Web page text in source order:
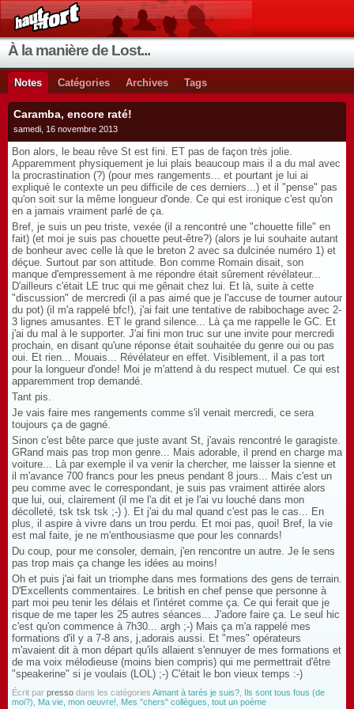
À la manière de Lost...
Notes Catégories Archives Tags
Caramba, encore raté!
samedi, 16 novembre 2013
Bon alors, le beau rêve St est fini. ET pas de façon très jolie.
Apparemment physiquement je lui plais beaucoup mais il a du mal avec
la procrastination (?) (pour mes rangements... et pourtant je lui ai
expliqué le contexte un peu difficile de ces derniers...) et il "pense" pas
qu'on soit sur la même longueur d'onde. Ce qui est ironique c'est qu'on
en a jamais vraiment parlé de ça.
Bref, je suis un peu triste, vexée (il a rencontré une "chouette fille" en
fait) (et moi je suis pas chouette peut-être?) (alors je lui souhaite autant
de bonheur avec celle là que le breton 2 avec sa dulcinée numéro 1) et
déçue. Surtout par son attitude. Bon comme Romain disait, son
manque d'empressement à me répondre était sûrement révélateur...
D'ailleurs c'était LE truc qui me gênait chez lui. Et là, suite à cette
"discussion" de mercredi (il a pas aimé que je l'accuse de tourner autour
du pot) (il m'a rappelé bfc!), j'ai fait une tentative de rabibochage avec 2-
3 lignes amusantes. ET le grand silence... Là ça me rappelle le GC. Et
j'ai du mal à le supporter. J'ai fini mon truc sur une invite pour mercredi
prochain, en disant qu'une réponse était souhaitée du genre oui ou pas
oui. Et rien... Mouais... Révélateur en effet. Visiblement, il a pas tort
pour la longueur d'onde! Moi je m'attend à du respect mutuel. Ce qui est
apparemment trop demandé.
Tant pis.
Je vais faire mes rangements comme s'il venait mercredi, ce sera
toujours ça de gagné.
Sinon c'est bête parce que juste avant St, j'avais rencontré le garagiste.
GRand mais pas trop mon genre... Mais adorable, il prend en charge ma
voiture... Là par exemple il va venir la chercher, me laisser la sienne et
il m'avance 700 francs pour les pneus pendant 8 jours... Mais c'est un
peu comme avec le correspondant, je suis pas vraiment attirée alors
que lui, oui, clairement (il me l'a dit et je l'ai vu louché dans mon
décolleté, tsk tsk tsk ;-) ). Et j'ai du mal quand c'est pas le cas... En
plus, il aspire à vivre dans un trou perdu. Et moi pas, quoi! Bref, la vie
est mal faite, je ne m'enthousiasme que pour les connards!
Du coup, pour me consoler, demain, j'en rencontre un autre. Je le sens
pas trop mais ça change les idées au moins!
Oh et puis j'ai fait un triomphe dans mes formations des gens de terrain.
D'Excellents commentaires. Le british en chef pense que personne à
part moi peu tenir les délais et l'intéret comme ça. Ce qui ferait que je
risque de me taper les 25 autres séances... J'adore faire ça. Le seul hic
c'est qu'on commence à 7h30... argh ;-) Mais ça m'a rappelé mes
formations d'il y a 7-8 ans, j,adorais aussi. Et "mes" opérateurs
m'avaient dit à mon départ qu'ils allaient s'ennuyer de mes formations et
de ma voix mélodieuse (moins bien compris) qui me permettrait d'être
"speakerine" si je voulais (LOL) ;-) C'était le bon vieux temps :-)
Écrit par presso dans les catégories Aimant à tarés je suis? Ils sont tous fous (de
moi?)
Ma vie, mon oeuvre! Mes "chers" collègues, tout un poème